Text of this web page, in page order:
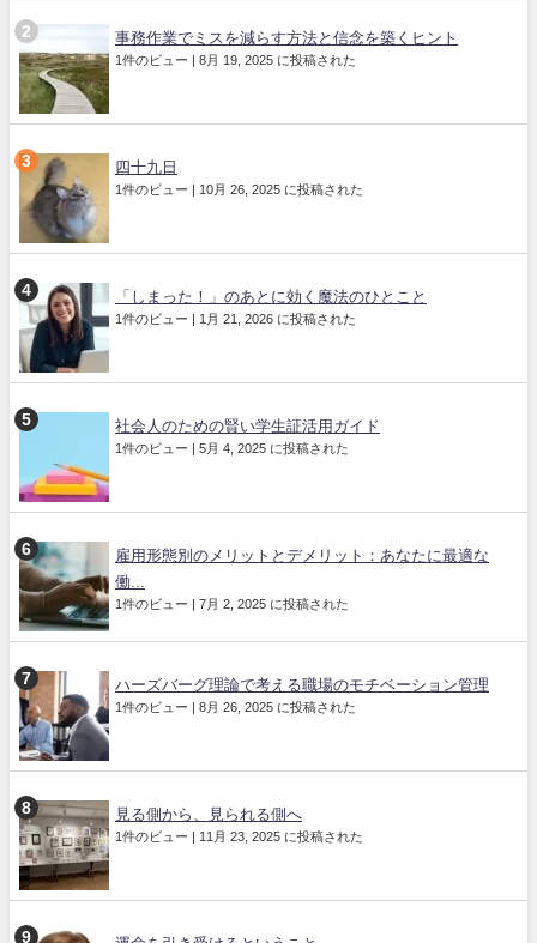
事務作業でミスを減らす方法と信念を築くヒント
1件のビュー 8月 19, 2025 に投稿された
四十九日
1件のビュー 10月 26, 2025 に投稿された
「しまった！」のあとに効く魔法のひとこと
1件のビュー 1月 21, 2026 に投稿された
社会人のための賢い学生証活用ガイド
1件のビュー 5月 4, 2025 に投稿された
雇用形態別のメリットとデメリット：あなたに最適な
働...
1件のビュー 7月 2, 2025 に投稿された
ハーズバーグ理論で考える職場のモチベーション管理
1件のビュー 8月 26, 2025 に投稿された
見る側から、見られる側へ
1件のビュー 11月 23, 2025 に投稿された